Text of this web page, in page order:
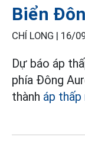
Biển
CHÍ LONG | 16/
Dự báo áp
phía Đông
thành áp